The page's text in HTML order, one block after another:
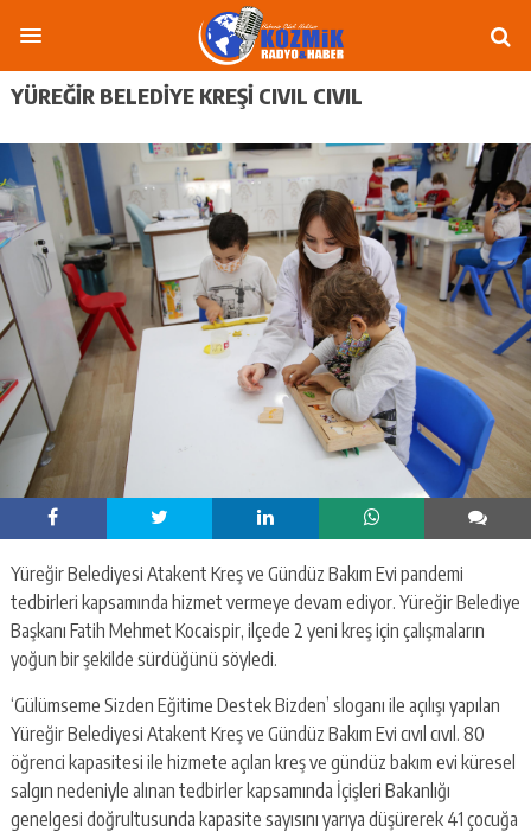
YÜREĞİR BELEDİYE KREŞİ CIVIL CIVIL
Yüreğir Belediyesi Atakent Kreş ve Gündüz Bakım Evi pandemi
tedbirleri kapsamında hizmet vermeye devam ediyor. Yüreğir Belediye
Başkanı Fatih Mehmet Kocaispir, ilçede 2 yeni kreş için çalışmaların
yoğun bir şekilde sürdüğünü söyledi.
‘Gülümseme Sizden Eğitime Destek Bizden’ sloganı ile açılışı yapılan
Yüreğir Belediyesi Atakent Kreş ve Gündüz Bakım Evi cıvıl cıvıl. 80
öğrenci kapasitesi ile hizmete açılan kreş ve gündüz bakım evi küresel
salgın nedeniyle alınan tedbirler kapsamında İçişleri Bakanlığı
genelgesi doğrultusunda kapasite sayısını yarıya düşürerek 41 çocuğa